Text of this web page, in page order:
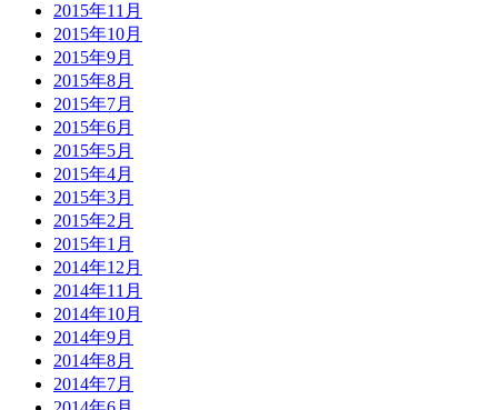
2015年11月
2015年10月
2015年9月
2015年8月
2015年7月
2015年6月
2015年5月
2015年4月
2015年3月
2015年2月
2015年1月
2014年12月
2014年11月
2014年10月
2014年9月
2014年8月
2014年7月